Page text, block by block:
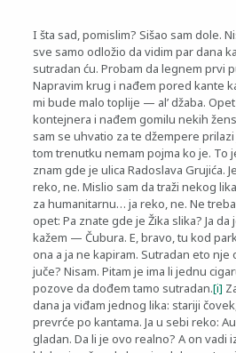
I šta sad, pomislim? Sišao sam dole.
sve samo odložio da vidim par dana
sutradan ću. Probam da legnem prvi
Napravim krug i nađem pored kante
mi bude malo toplije — al’ džaba.
kontejnera i nađem gomilu nekih
sam se uhvatio za te džempere
tom trenutku nemam pojma ko je. To
znam gde je ulica Radoslava Grujića.
reko, ne. Mislio sam da traži nekog
za humanitarnu… ja reko, ne. Ne
opet: Pa znate gde je Žika slika? Ja
kažem — Čubura. E, bravo, tu kod
ona a ja ne kapiram. Sutradan eto nje
juče? Nisam. Pitam je ima li jednu
pozove da dođem tamo sutradan.[i]
dana ja viđam jednog lika: stariji
prevrće po kantama. Ja u sebi reko:
gladan. Da li je ovo realno? A on vadi